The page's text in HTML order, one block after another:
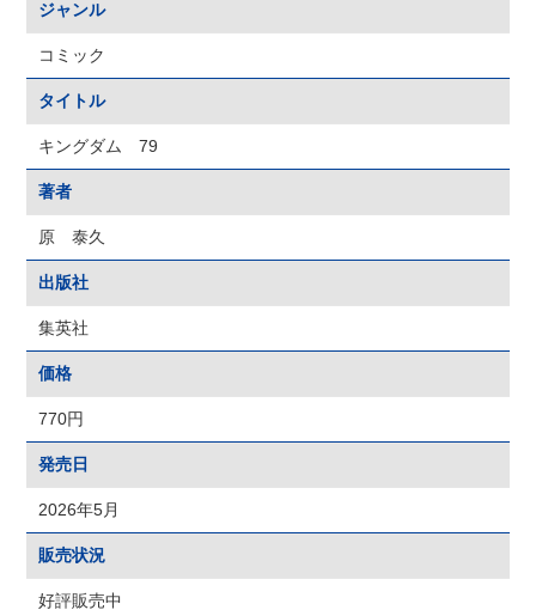
ジャンル
コミック
タイトル
キングダム 79
著者
原 泰久
出版社
集英社
価格
770円
発売日
2026年5月
販売状況
好評販売中